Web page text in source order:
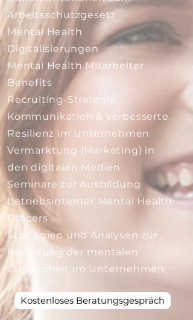
Arbeitsschutzgesetz
Mental Health
Digitalisierungen
Mental Health Mitarbeiter
Benefits
Recruiting-Strategie
Kommunikation & verbesserte
Resilienz im Unternehmen
Vermarktung (Marketing) in
den digitalen Medien
Seminare zur Ausbildung
betriebsinterner Mental Health
Officers
​Strategien und Analysen zur
Förderung der mentalen
Gesundheit im Unternehmen
Kostenloses Beratungsgespräch